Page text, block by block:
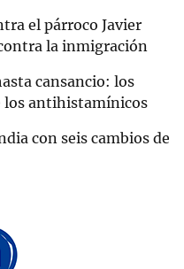
el párroco Javier
la inmigración
cansancio: los
los antihistamínicos
con seis cambios de